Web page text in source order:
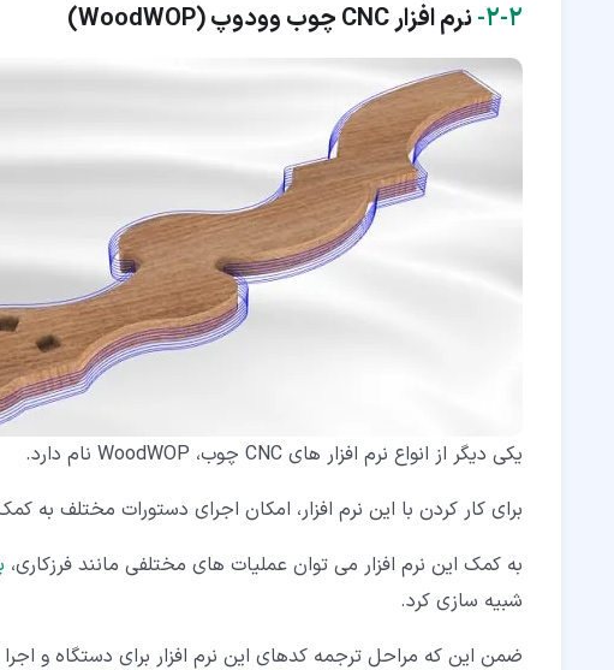
۲‏-‏۲‏- نرم افزارCNC چوب وودوپ (WoodWOP
)
یکی دیگر از انواع نرم افزار های CNC چوب، WoodWOP نام دارد.
برای کار کردن با این نرم افزار، امکان اجرای دستورات مختلف به کمک
به کمک این نرم افزار می توان عملیات های مختلفی مانند فرزکاری،
شبیه سازی کرد.
ضمن این که مراحل ترجمه کدهای این نرم افزار برای دستگاه و